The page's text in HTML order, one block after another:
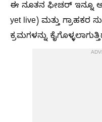
ಈ ನೂತನ ಫೀಚರ್ ಇನ್ನೂ
yet live) ಮತ್ತು ಗ್ರಾಹಕರ
ಕ್ರಮಗಳನ್ನು